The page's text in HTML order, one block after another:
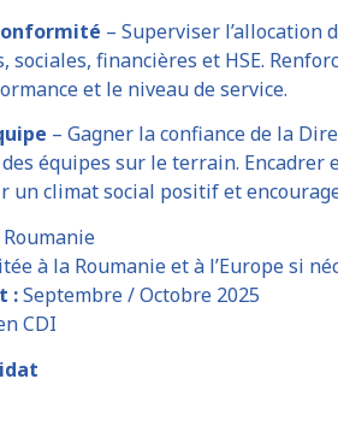
– Superviser l’allocation
sociales, financières et HSE.
et le niveau de service.
– Gagner la confiance de la
équipes sur le terrain.
un climat social positif et
à la Roumanie et à l’Europe si
:Septembre / Octobre 2025
CDI